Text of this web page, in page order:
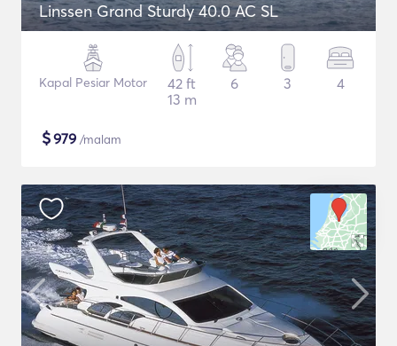
Linssen Grand Sturdy 40.0 AC SL
Kapal Pesiar Motor
42 ft
13 m
6 3 4
$979 /malam